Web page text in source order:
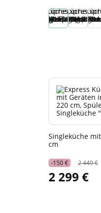
Singleküche
cm
-150 € 2 449 €
2 299 €